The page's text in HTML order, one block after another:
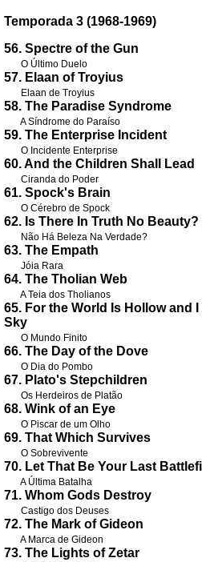
Temporada 3 (1968-1969)
56. Spectre of the Gun
O Último Duelo
57. Elaan of Troyius
Elaan de Troyius
58. The Paradise Syndrome
A Síndrome do Paraíso
59. The Enterprise Incident
O Incidente Enterprise
60. And the Children Shall Lead
Ciranda do Poder
61. Spock's Brain
O Cérebro de Spock
62. Is There In Truth No Beauty?
Não Há Beleza Na Verdade?
63. The Empath
Jóia Rara
64. The Tholian Web
A Teia dos Tholianos
65. For the World Is Hollow and
Sky
O Mundo Finito
66. The Day of the Dove
O Dia do Pombo
67. Plato's Stepchildren
Os Herdeiros de Platão
68. Wink of an Eye
O Piscar de um Olho
69. That Which Survives
O Sobrevivente
70. Let That Be Your Last
A Última Batalha
71. Whom Gods Destroy
Castigo dos Deuses
72. The Mark of Gideon
A Marca de Gideon
73. The Lights of Zetar